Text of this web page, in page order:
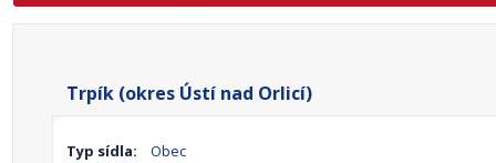
Trpík (okres Ústí nad Orlicí)
Typ sídla:
Obec